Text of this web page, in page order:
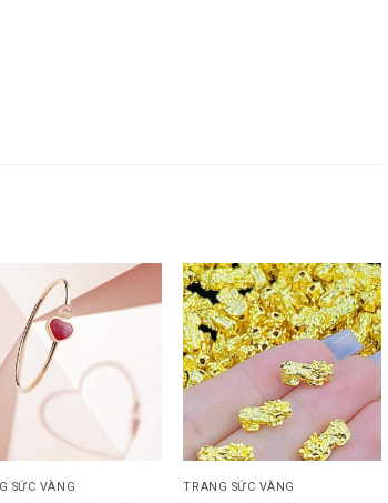
Add to
wishlist
SỨC VÀNG
Add to
wishlist
TRANG SỨC VÀNG